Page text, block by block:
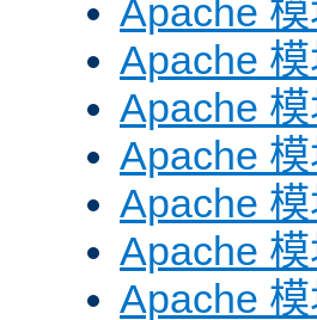
Apache
Apache
Apache
Apache
Apache
Apache
Apache